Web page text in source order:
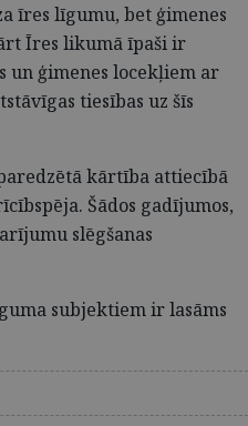
īres līgumu, bet ģimenes
Īres likumā īpaši ir
un ģimenes locekļiem ar
tiesības uz šīs
kārtība attiecībā
Šādos gadījumos,
slēgšanas
subjektiem ir lasāms